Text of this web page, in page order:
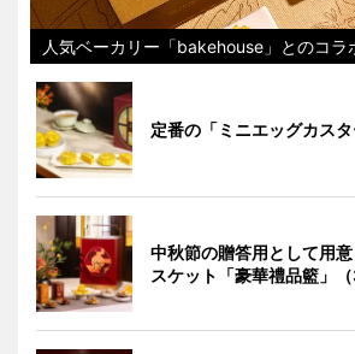
人気ベーカリー「bakehouse」とのコラ
定番の「ミニエッグカスタ
中秋節の贈答用として用
スケット「豪華禮品籃」